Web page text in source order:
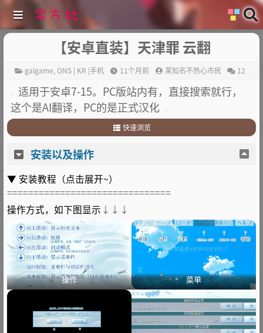
【安卓直装】天津罪 云翻
galgame,ONS | KR |手机 11个月前 某知名不热心市民 12
适用于安卓7-15。PC版站内有，直接搜索就行，
这个是AI翻译，PC的是正式汉化
快速浏览
2.其它安装以及操作
安装教程（点击展开~）
===============================
操作方式，如下图显示 ↓↓↓
操作 菜单